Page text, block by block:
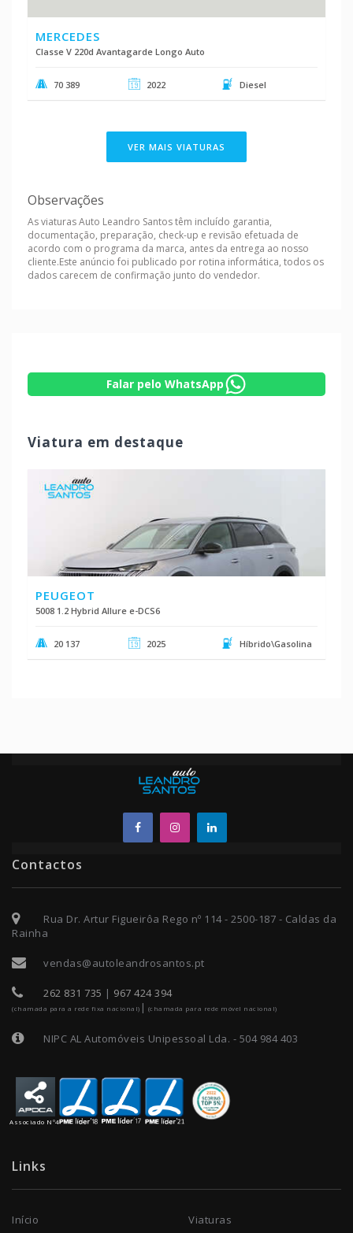
MERCEDES
Classe V 220d Avantagarde Longo Auto
70 389 2022 Diesel
VER MAIS VIATURAS
Observações
As viaturas Auto Leandro Santos têm incluído garantia,
documentação, preparação, check-up e revisão efetuada de
acordo com o programa da marca, antes da entrega ao nosso
cliente.Este anúncio foi publicado por rotina informática, todos os
dados carecem de confirmação junto do vendedor.
Falar pelo WhatsApp
Viatura em destaque
PEUGEOT
5008 1.2 Hybrid Allure e-DCS6
20 137 2025 Híbrido\Gasolina
Contactos
Rua Dr. Artur Figueirôa Rego nº 114 - 2500-187 - Caldas da
Rainha
vendas@autoleandrosantos.pt
262 831 735 | 967 424 394
(chamada para a rede fixa nacional) | (chamada para rede móvel nacional)
NIPC AL Automóveis Unipessoal Lda. - 504 984 403
Associado Nº4
Links
Início Viaturas